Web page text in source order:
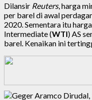
Dilansir Reuters, harga
per barel di awal
2020. Sementara itu
Intermediate (WTI) AS
barel. Kenaikan ini